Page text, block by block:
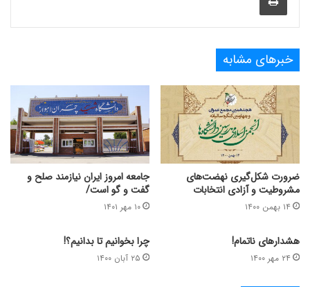
خبرهای مشابه
ضرورت شکل‌گیری نهضت‌‌های
مشروطیت و آزادی انتخابات
۱۴ بهمن ۱۴۰۰
جامعه امروز ایران نیازمند صلح و
گفت و گو است/
۱۰ مهر ۱۴۰۱
هشدارهای ناتمام!
۲۴ مهر ۱۴۰۰
چرا بخوانیم تا بدانیم؟!
۲۵ آبان ۱۴۰۰